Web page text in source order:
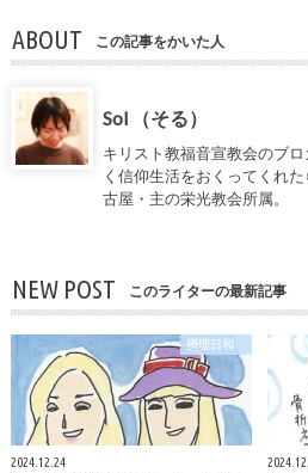
ABOUT この記事をかいた人
Sol （そる）
キリスト教福音宣教会のブ
く信仰生活をおくってくれ
古屋・主の栄光教会所属。
NEW POST このライターの最新記事
摂理日和
2024.12.24